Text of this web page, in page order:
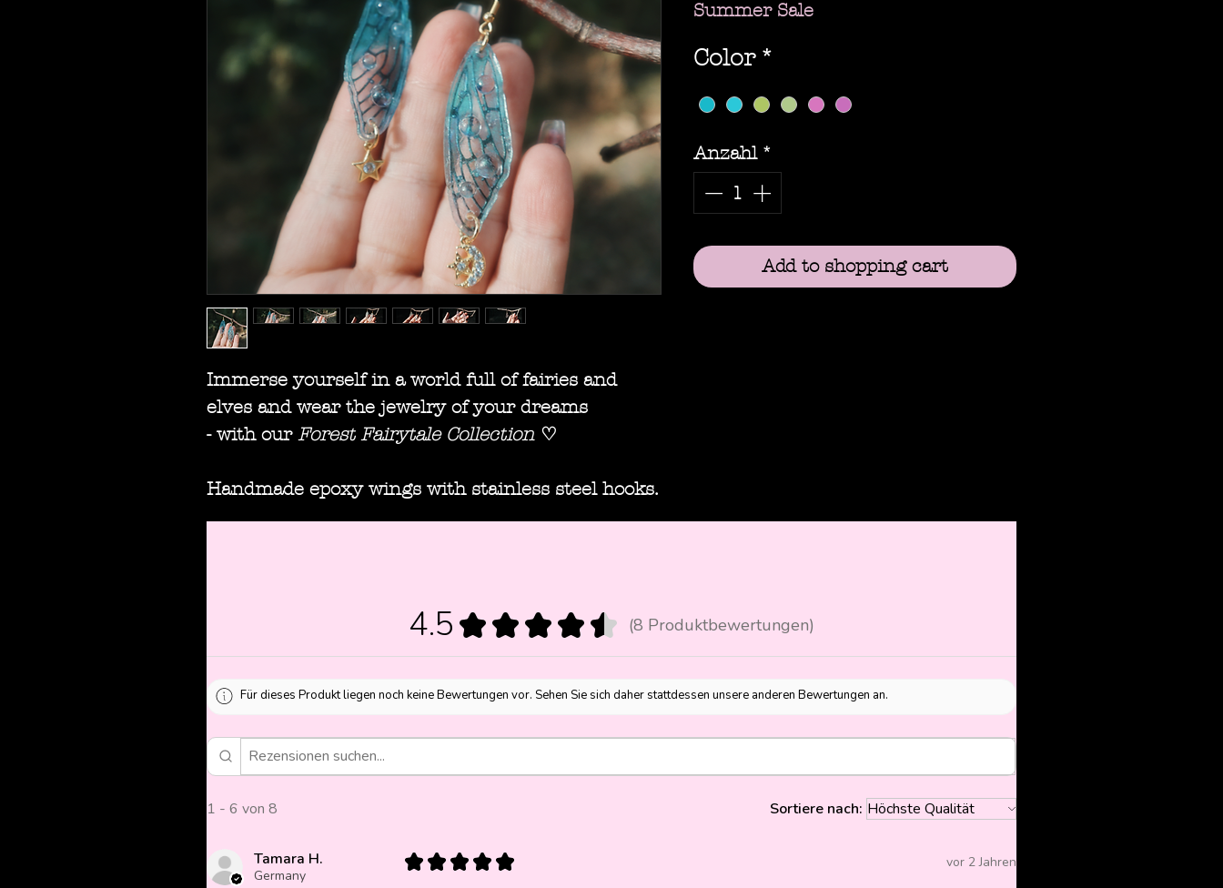
Immerse yourself in a world full of fairies and
elves and wear the jewelry of your dreams
- with our Forest Fairytale Collection ♡
Handmade epoxy wings with stainless steel hooks.
Summer Sale
Color *
Anzahl *
Add to shopping cart
4.5 ★ ★ ★ ★ ★ 8 Produktbewertungen
8
Für dieses Produkt liegen noch keine Bewertungen vor. Sehen Sie sich daher stattdessen unsere anderen Bewertungen an.
1 - 6 von 8 Sortiere nach:
Tamara H.
Germany
★ ★ ★ ★ ★ vor 2 Jahren